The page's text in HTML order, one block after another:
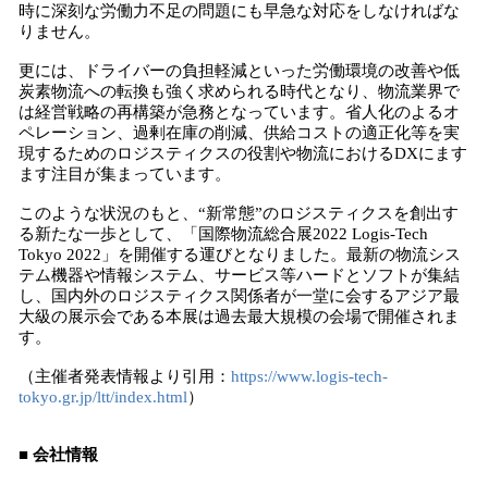
時に深刻な労働力不足の問題にも早急な対応をしなければな
りません。
更には、ドライバーの負担軽減といった労働環境の改善や低
炭素物流への転換も強く求められる時代となり、物流業界で
は経営戦略の再構築が急務となっています。省人化のよるオ
ペレーション、過剰在庫の削減、供給コストの適正化等を実
現するためのロジスティクスの役割や物流におけるDXにます
ます注目が集まっています。
このような状況のもと、“新常態”のロジスティクスを創出す
る新たな一歩として、「国際物流総合展2022 Logis-Tech
Tokyo 2022」を開催する運びとなりました。最新の物流シス
テム機器や情報システム、サービス等ハードとソフトが集結
し、国内外のロジスティクス関係者が一堂に会するアジア最
大級の展示会である本展は過去最大規模の会場で開催されま
す。
（主催者発表情報より引用： https://www.logis-tech-
tokyo.gr.jp/ltt/index.html）
■ 会社情報